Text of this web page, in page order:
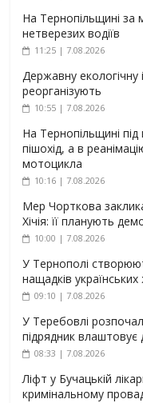
На Тернопільщині за
нетверезих водіїв
11:25 | 7.08.2026
Державну екологічну
реорганізують
10:55 | 7.08.2026
На Тернопільщині
пішохід, а в
мотоцикла
10:16 | 7.08.2026
Мер Чорткова
Хічія: її планують
10:00 | 7.08.2026
У Тернополі
нащадків
09:10 | 7.08.2026
У Теребовлі
підрядник влаштовує
08:33 | 7.08.2026
Ліфт у Бучацькій
кримінальному